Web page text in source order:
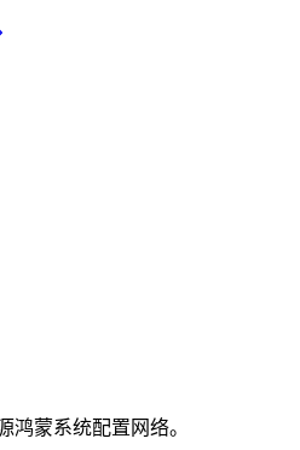
鸿蒙系统配置网络。